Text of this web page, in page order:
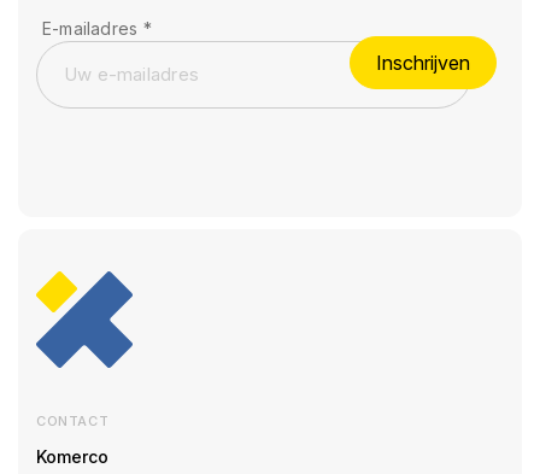
E-mailadres *
Inschrijven
CONTACT
Komerco